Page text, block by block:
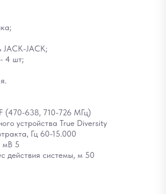
JACK-JACK;
4 шт;
(470-638, 710-726 МГц)
устройства True Diversity
Гц 60-15.000
мВ 5
действия системы, м 50